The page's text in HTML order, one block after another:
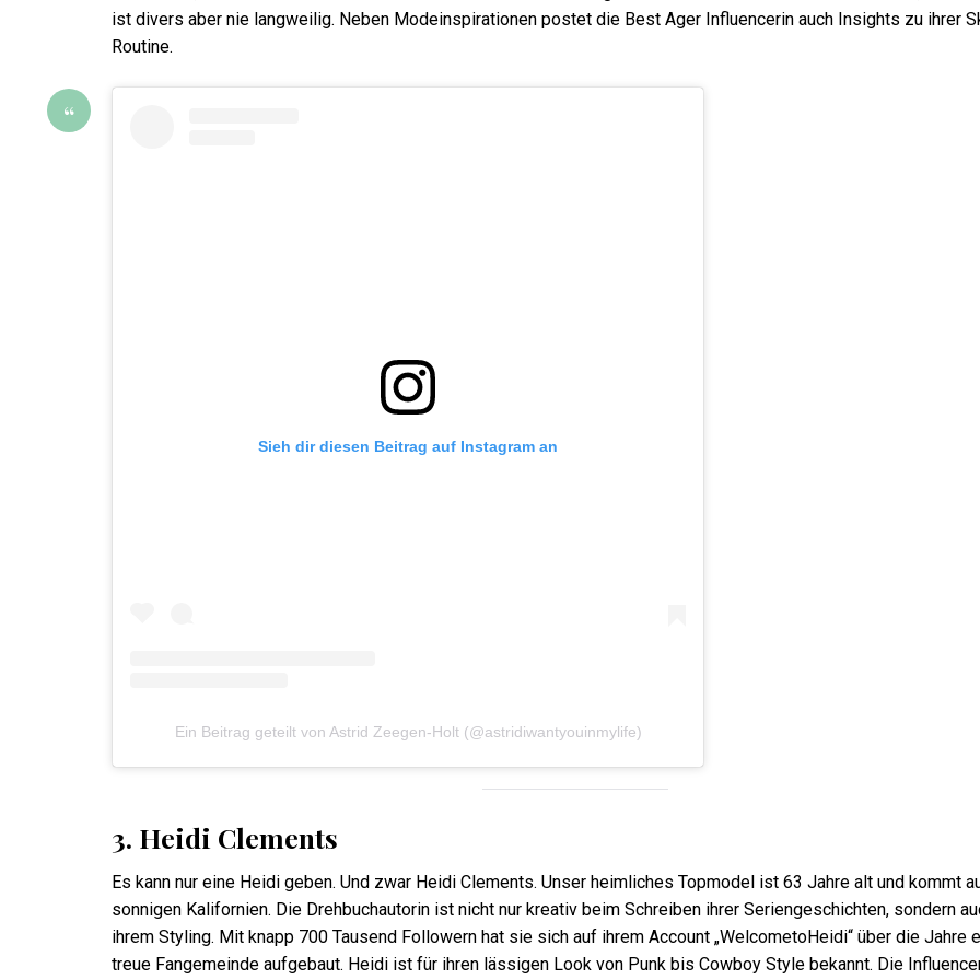
ist divers aber nie langweilig. Neben Modeinspirationen postet die Best Ager Influencerin auch Insights zu ihrer
Routine.
Sieh dir diesen Beitrag auf Instagram an
Ein Beitrag geteilt von Astrid Zeegen-Holt (@astridiwantyouinmylife)
3. Heidi Clements
Es kann nur eine Heidi geben. Und zwar Heidi Clements. Unser heimliches Topmodel ist 63 Jahre alt und kommt
sonnigen Kalifornien. Die Drehbuchautorin ist nicht nur kreativ beim Schreiben ihrer Seriengeschichten, sondern
ihrem Styling. Mit knapp 700 Tausend Followern hat sie sich auf ihrem Account „WelcometoHeidi“ über die Jahre
treue Fangemeinde aufgebaut. Heidi ist für ihren lässigen Look von Punk bis Cowboy Style bekannt. Die